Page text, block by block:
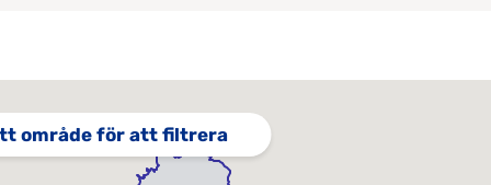
område för att filtrera